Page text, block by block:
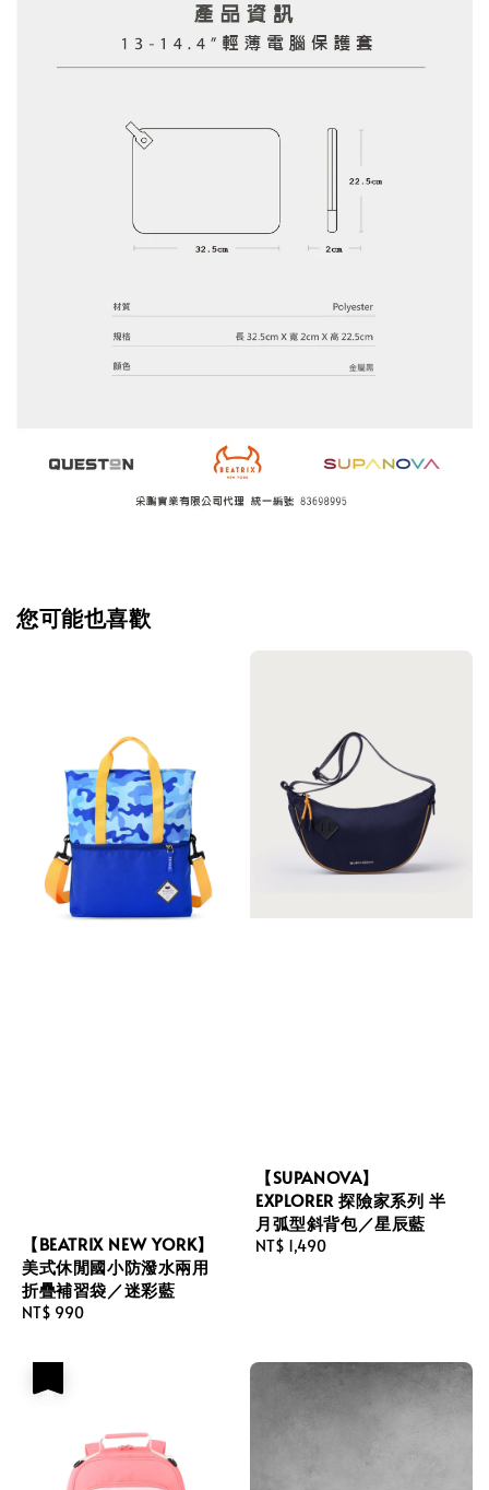
您可能也喜歡
【BEATRIX NEW YORK】
美式休閒國小防潑水兩用
折疊補習袋／迷彩藍
Regular
NT$ 990
【SUPANOVA】
EXPLORER 探險家系列 半
月弧型斜背包／星辰藍
Regular
NT$ 1,490